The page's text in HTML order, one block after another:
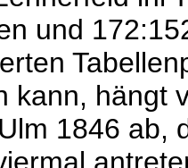
und
kann, hängt
1846 ab,